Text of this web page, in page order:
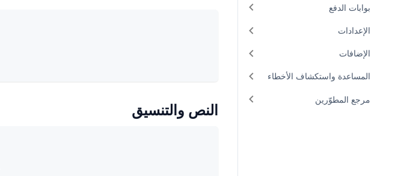
بوابات الدفع
الإعدادات
الإضافات
المساعدة واستكشاف الأخطاء
مرجع المطوّرين
النص والتنسيق